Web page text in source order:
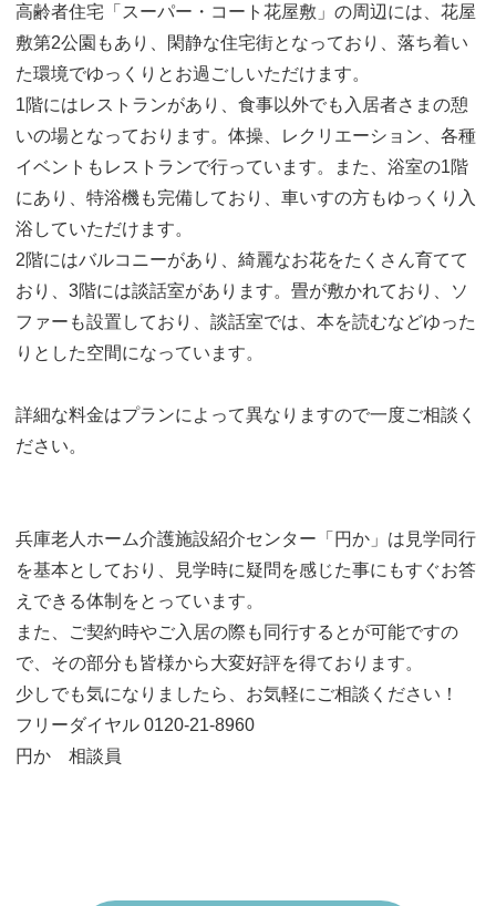
高齢者住宅「スーパー・コート花屋敷」の周辺には、花屋
敷第2公園もあり、閑静な住宅街となっており、落ち着い
た環境でゆっくりとお過ごしいただけます。
1階にはレストランがあり、食事以外でも入居者さまの憩
いの場となっております。体操、レクリエーション、各種
イベントもレストランで行っています。また、浴室の1階
にあり、特浴機も完備しており、車いすの方もゆっくり入
浴していただけます。
2階にはバルコニーがあり、綺麗なお花をたくさん育てて
おり、3階には談話室があります。畳が敷かれており、ソ
ファーも設置しており、談話室では、本を読むなどゆった
りとした空間になっています。
詳細な料金はプランによって異なりますので一度ご相談く
ださい。
兵庫老人ホーム介護施設紹介センター「円か」は見学同行
を基本としており、見学時に疑問を感じた事にもすぐお答
えできる体制をとっています。
また、ご契約時やご入居の際も同行するとが可能ですの
で、その部分も皆様から大変好評を得ております。
少しでも気になりましたら、お気軽にご相談ください！
フリーダイヤル 0120-21-8960
円か 相談員